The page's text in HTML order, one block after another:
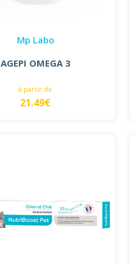
Mp Labo
AGEPI OMEGA 3
à partir de
21.49€